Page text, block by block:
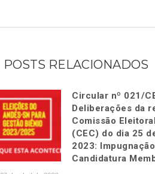
POSTS RELACIONADOS
Circular nº 021/
Deliberações da
Comissão
(CEC) do dia 25
2023: Impugnação
Candidatura